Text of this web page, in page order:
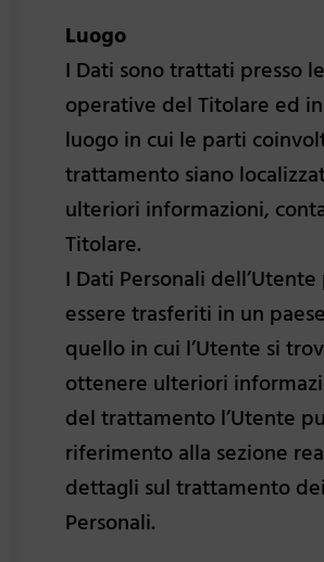
Luogo
I Dati sono trattati presso
operative del Titolare ed
luogo in cui le parti
trattamento siano
ulteriori informazioni,
Titolare.
I Dati Personali
essere trasferiti in un
quello in cui l’Utente si
ottenere ulteriori
del trattamento l’Utente
riferimento alla sezione
dettagli sul trattamento
Personali.